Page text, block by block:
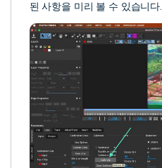
된 사항을 미리 볼 수 있습니다.